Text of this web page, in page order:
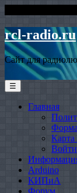
rcl-radio.ru
Сайт для
☰
Главная
Форма
Карта
Войти
Arduino
КИПиА
Форум